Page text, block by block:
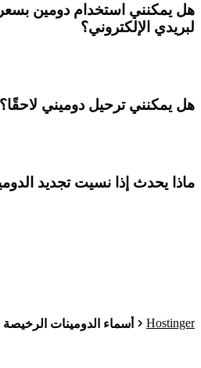
هل يمكنني استخدام دومين
لبريدي الإلكتروني؟
هل يمكنني ترحيل دوميني لاحقًا؟
ماذا يحدث إذا نسيت تجديد
Hostinger أسماء الدومينات الرخيصة